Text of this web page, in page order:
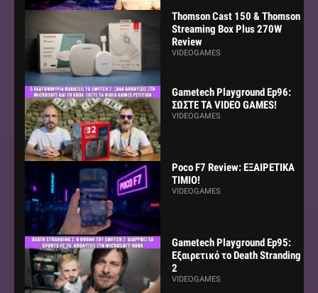
Thomson Cast 150 & Thomson
Streaming Box Plus 270W
Review
VIDEOGAMES
Gametech Playground Ep96:
ΣΩΣΤΕ ΤΑ VIDEO GAMES!
VIDEOGAMES
Poco F7 Review: ΕΞΑΙΡΕΤΙΚΑ
ΤΙΜΙΟ!
VIDEOGAMES
Gametech Playground Ep95:
Εξαιρετικό το Death Stranding
2
VIDEOGAMES